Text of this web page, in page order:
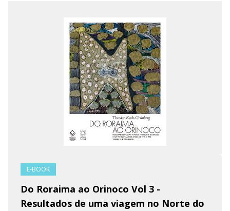
E-BOOK
Do Roraima ao Orinoco Vol 3 -
Resultados de uma viagem no Norte do